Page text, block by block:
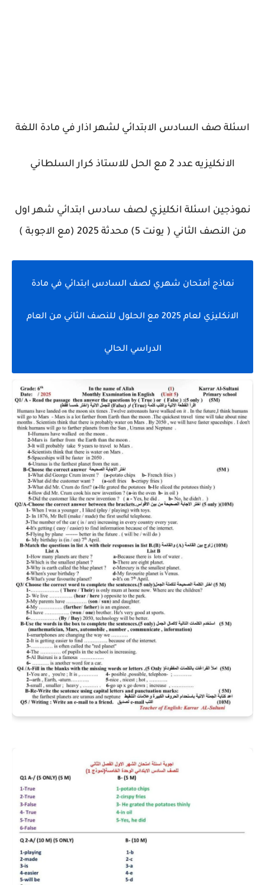
اسئلة صف السادس الابتدائي لشهر اذار في مادة اللغة
الانكليزيه عدد 2 مع الحل للاستاذ كرار السلطاني
نموذجين اسئلة انكليزي لصف سادس ابتدائي شهر اول
من النصف الثاني ( يونت 5) محدثة 2025 (مع الاجوبة )
نماذج أمتحان شهري لصف السادس ابتدائي في مادة
الانكليزي لعام 2025 مع الحلول للنصف الثاني من العام
الدراسي الحالي